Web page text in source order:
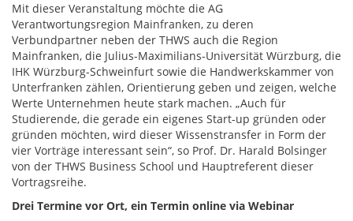
Mit dieser Veranstaltung möchte die AG
Verantwortungsregion Mainfranken, zu deren
Verbundpartner neben der THWS auch die Region
Mainfranken, die Julius-Maximilians-Universität Würzburg, die
IHK Würzburg-Schweinfurt sowie die Handwerkskammer von
Unterfranken zählen, Orientierung geben und zeigen, welche
Werte Unternehmen heute stark machen. „Auch für
Studierende, die gerade ein eigenes Start-up gründen oder
gründen möchten, wird dieser Wissenstransfer in Form der
vier Vorträge interessant sein“, so Prof. Dr. Harald Bolsinger
von der THWS Business School und Hauptreferent dieser
Vortragsreihe.
Drei Termine vor Ort, ein Termin online via Webinar